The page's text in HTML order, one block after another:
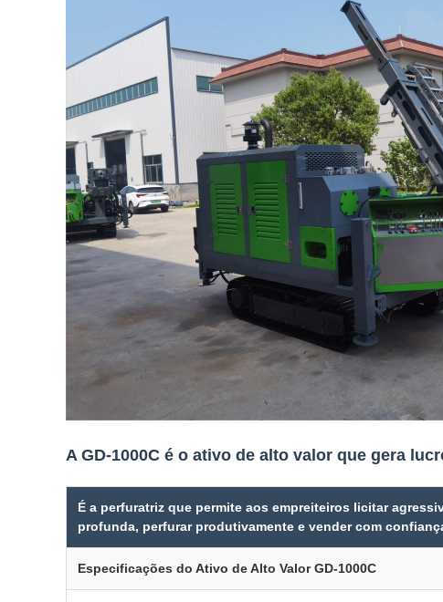
A GD-1000C é o ativo de alto valor que gera
É a perfuratriz que permite aos empreiteiros licitar
profunda, perfurar produtivamente e vender com
Especificações do Ativo de Alto Valor GD-1000C